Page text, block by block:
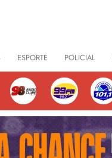
ESPORTE POLICIAL